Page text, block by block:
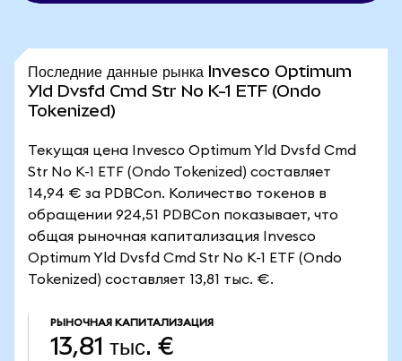
Последние данные рынка Invesco Optimum
Yld Dvsfd Cmd Str No K-1 ETF (Ondo
Tokenized)
Текущая цена Invesco Optimum Yld Dvsfd Cmd
Str No K-1 ETF (Ondo Tokenized) составляет
14,94 € за PDBCon. Количество токенов в
обращении 924,51 PDBCon показывает, что
общая рыночная капитализация Invesco
Optimum Yld Dvsfd Cmd Str No K-1 ETF (Ondo
Tokenized) составляет 13,81 тыс. €.
РЫНОЧНАЯ КАПИТАЛИЗАЦИЯ
13,81 тыс. €